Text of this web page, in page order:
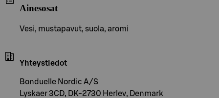
Ainesosat
Vesi, mustapavut, suola, aromi
Yhteystiedot
Bonduelle Nordic A/S
Lyskaer 3CD, DK-2730 Herlev, Denmark